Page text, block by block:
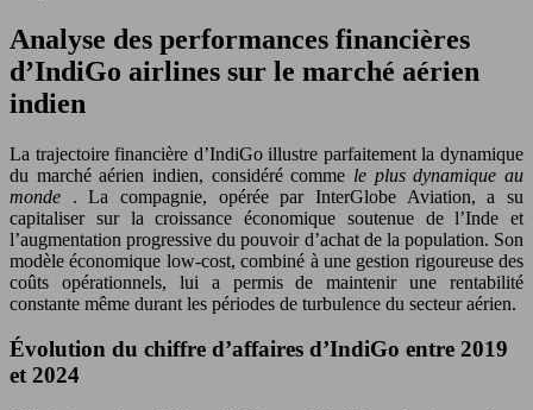
Analyse des performances financières
d’IndiGo airlines sur le marché aérien
indien
La trajectoire financière d’IndiGo illustre parfaitement la dynamique
du marché aérien indien, considéré comme le plus dynamique au
monde . La compagnie, opérée par InterGlobe Aviation, a su
capitaliser sur la croissance économique soutenue de l’Inde et
l’augmentation progressive du pouvoir d’achat de la population. Son
modèle économique low-cost, combiné à une gestion rigoureuse des
coûts opérationnels, lui a permis de maintenir une rentabilité
constante même durant les périodes de turbulence du secteur aérien.
Évolution du chiffre d’affaires d’IndiGo entre 2019
et 2024